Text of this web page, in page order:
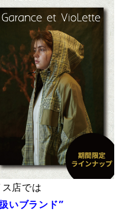
店では
いブランド”